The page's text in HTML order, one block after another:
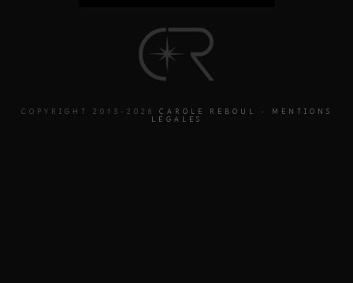
COPYRIGHT 2013-2026 CAROLE REBOUL -
MENTIONS
LÉGALES